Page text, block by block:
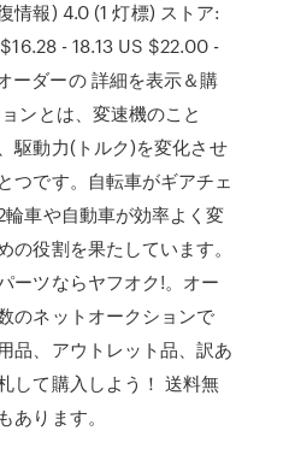
情報) 4.0 (1 灯標) ストア:
- 18.13 US $22.00 -
ーダーの 詳細を表示＆購
ンとは、変速機のこと
駆動力(トルク)を変化させ
つです。自転車がギアチェ
車や自動車が効率よく変
の役割を果たしています。
ーツならヤフオク!。オー
のネットオークションで
品、アウトレット品、訳あ
して購入しよう！ 送料無
あります。